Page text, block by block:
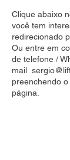
Clique abaixo
você tem
redirecionado
Ou entre em
de telefone /
mail
preenchendo
página.